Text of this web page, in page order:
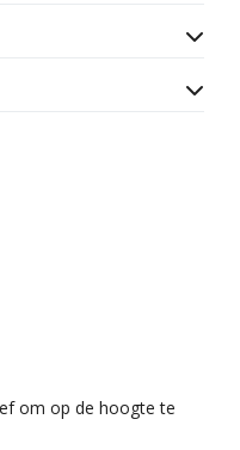
om op de hoogte te